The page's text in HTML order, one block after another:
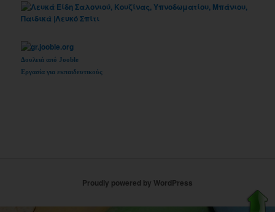
Δουλειά από Jooble
Εργασία για εκπαιδευτικούς
Proudly powered by WordPress